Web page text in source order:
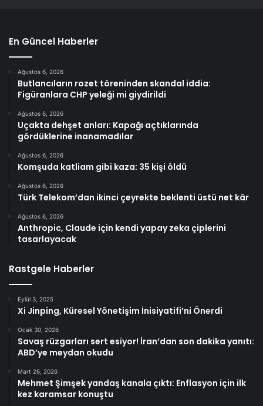
En Güncel Haberler
Ağustos 6, 2026
Butlancıların rozet töreninden skandal iddia:
Figüranlara CHP yeleği mi giydirildi
Ağustos 6, 2026
Uçakta dehşet anları: Kapağı açtıklarında
gördüklerine inanamadılar
Ağustos 6, 2026
Komşuda katliam gibi kaza: 35 kişi öldü
Ağustos 6, 2026
Türk Telekom’dan ikinci çeyrekte beklenti üstü net kâr
Ağustos 6, 2026
Anthropic, Claude için kendi yapay zeka çiplerini
tasarlayacak
Rastgele Haberler
Eylül 3, 2025
Xi Jinping, Küresel Yönetişim İnisiyatifi’ni Önerdi
Ocak 30, 2026
Savaş rüzgarları sert esiyor! İran’dan son dakika yanıtı:
ABD’ye meydan okudu
Mart 26, 2026
Mehmet Şimşek yandaş kanala çıktı: Enflasyon için ilk
kez karamsar konuştu